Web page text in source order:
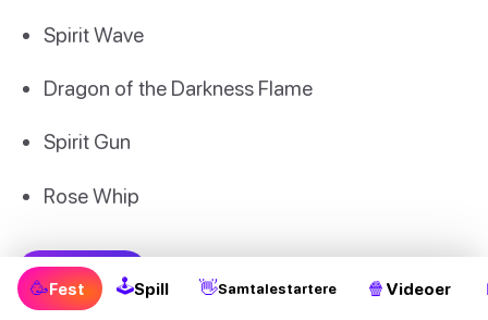
Spirit Wave
Dragon of the Darkness Flame
Spirit Gun
Rose Whip
Vis svar
🥳Fest 🕹Spill 👋Samtalestartere 🍿 Videoer